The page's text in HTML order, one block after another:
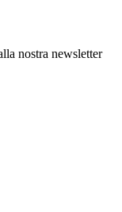
nostra newsletter